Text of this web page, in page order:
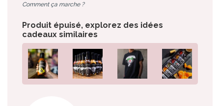
Comment ça marche ?
Produit épuisé, explorez des idées
cadeaux similaires